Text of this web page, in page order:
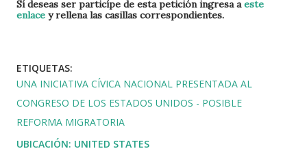
Sí deseas ser particípe de esta petición ingresa aeste
enlace y rellena las casillas correspondientes.
INDUSTRIAS ESENCIALES
ETIQUETAS:
UNA INICIATIVA CÍVICA NACIONAL PRESENTADA AL
CONGRESO DE LOS ESTADOS UNIDOS - POSIBLE
REFORMA MIGRATORIA
UBICACIÓN: UNITED STATES